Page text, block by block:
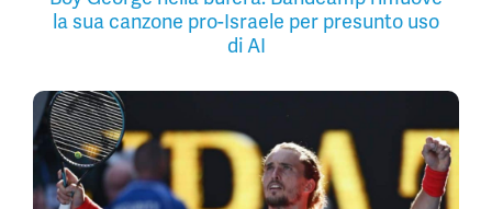
la sua canzone pro-Israele per presunto uso
di AI